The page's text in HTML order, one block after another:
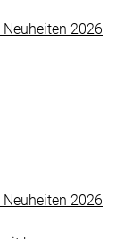
Neuheiten 2026
Neuheiten 2026